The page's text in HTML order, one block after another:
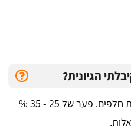
הגיונית?
השוו מול 2 - 3 הצעות זהות ברמת חלפים. פער של 25 - 35 %